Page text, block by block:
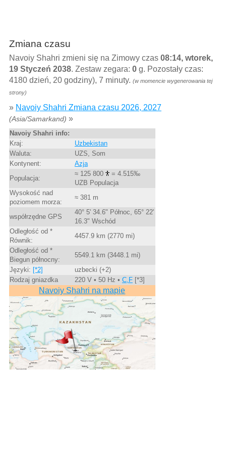
Zmiana czasu
Navoiy Shahri zmieni się na Zimowy czas 08:14, wtorek,
19 Styczeń 2038. Zestaw zegara: 0g. Pozostały czas:
4180 dzień, 20 godziny), 7 minuty. (w momencie wygenerowania tej
strony)
» Navoiy Shahri Zmiana czasu 2026, 2027
(Asia/Samarkand) »
Navoiy Shahri info:
Kraj:
Uzbekistan
Waluta:
UZS, Som
Kontynent:
Azja
Populacja:
≈ 125 800
= 4.515‰
UZB Populacja
Wysokość nad
poziomem morza:
≈ 381 m
współrzędne GPS
40° 5' 34.6" Północ, 65° 22'
16.3" Wschód
Odległość od *
Równik:
4457.9 km (2770 mi)
Odległość od *
Biegun północny:
5549.1 km (3448.1 mi)
Języki: [*2]
uzbecki (+2)
Rodzaj gniazdka
220 V • 50 Hz • C,F[*3]
Navoiy Shahri na mapie